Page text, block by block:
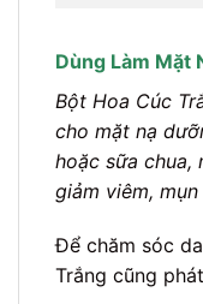
Dùng Làm Mặt
Bột Hoa Cúc
cho mặt nạ
hoặc sữa chua,
giảm viêm,
Để chăm sóc
Trắng cũng